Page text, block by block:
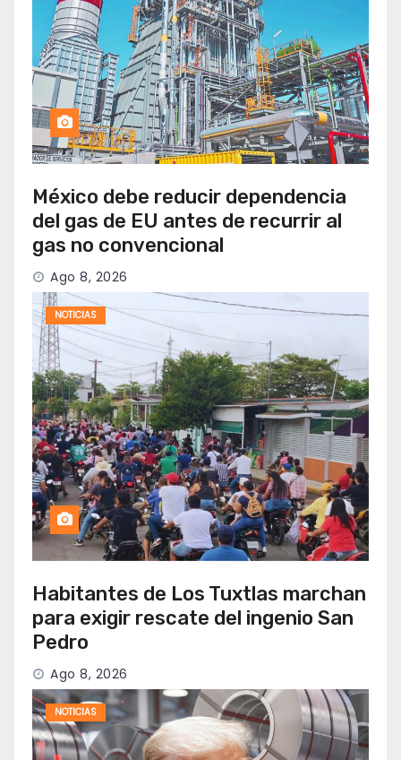
México debe reducir dependencia
del gas de EU antes de recurrir al
gas no convencional
Ago 8, 2026
NOTICIAS
Habitantes de Los Tuxtlas marchan
para exigir rescate del ingenio San
Pedro
Ago 8, 2026
NOTICIAS